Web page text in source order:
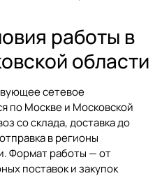
работы в
области
сетевое
по Москве и Московской
со склада, доставка до
в регионы
Формат работы — от
поставок и закупок